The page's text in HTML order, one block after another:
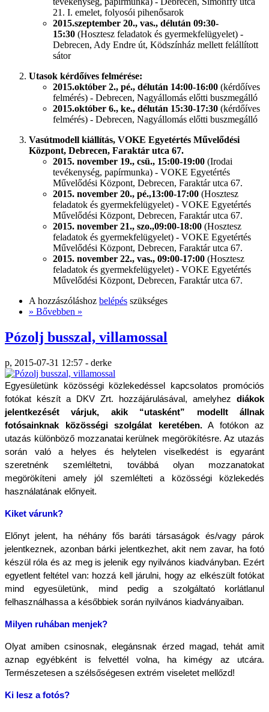
21. I. emelet, folyosói pihenősarok
2015.szeptember 20., vas., délután 09:30-
15:30 (Hosztesz feladatok és gyermekfelügyelet) -
Debrecen, Ady Endre út, Ködszínház mellett felállított
sátor
Utasok kérdőíves felmérése:
2015.október 2., pé., délután 14:00-16:00 (kérdőíves
felmérés) - Debrecen, Nagyállomás előtti buszmegálló
2015.október 6., ke., délután 15:30-17:30 (kérdőíves
felmérés) - Debrecen, Nagyállomás előtti buszmegálló
Vasútmodell kiállítás, VOKE Egyetértés Művelődési
Központ, Debrecen, Faraktár utca 67.
2015. november 19., csü., 15:00-19:00 (Irodai
tevékenység, papírmunka) - VOKE Egyetértés
Művelődési Központ, Debrecen, Faraktár utca 67.
2015. november 20., pé.,13:00-17:00 (Hosztesz
feladatok és gyermekfelügyelet) - VOKE Egyetértés
Művelődési Központ, Debrecen, Faraktár utca 67.
2015. november 21., szo.,09:00-18:00 (Hosztesz
feladatok és gyermekfelügyelet) - VOKE Egyetértés
Művelődési Központ, Debrecen, Faraktár utca 67.
2015. november 22., vas., 09:00-17:00 (Hosztesz
feladatok és gyermekfelügyelet) - VOKE Egyetértés
Művelődési Központ, Debrecen, Faraktár utca 67.
A hozzászóláshoz belépés szükséges
» Bővebben »
Pózolj busszal, villamossal
p, 2015-07-31 12:57 - derke
Egyesületünk közösségi közlekedéssel kapcsolatos promóciós
fotókat készít a DKV Zrt. hozzájárulásával, amelyhez diákok
jelentkezését várjuk, akik “utasként” modellt állnak
fotósainknak közösségi szolgálat keretében. A fotókon az
utazás különböző mozzanatai kerülnek megörökítésre. Az utazás
során való a helyes és helytelen viselkedést is egyaránt
szeretnénk szemléltetni, továbbá olyan mozzanatokat
megörökíteni amely jól szemlélteti a közösségi közlekedés
használatának előnyeit.
Kiket várunk?
Előnyt jelent, ha néhány fős baráti társaságok és/vagy párok
jelentkeznek, azonban bárki jelentkezhet, akit nem zavar, ha fotó
készül róla és az meg is jelenik egy nyilvános kiadványban. Ezért
egyetlent feltétel van: hozzá kell járulni, hogy az elkészült fotókat
mind egyesületünk, mind pedig a szolgáltató korlátlanul
felhasználhassa a későbbiek során nyilvános kiadványaiban.
Milyen ruhában menjek?
Olyat amiben csinosnak, elegánsnak érzed magad, tehát amit
aznap egyébként is felvettél volna, ha kimégy az utcára.
Természetesen a szélsőségesen extrém viseletet mellőzd!
Ki lesz a fotós?